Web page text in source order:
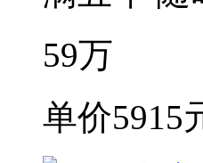
59万
单价5915